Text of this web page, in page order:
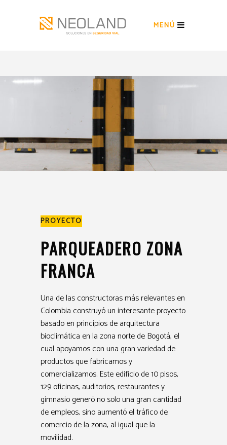
MENÚ
PROYECTO
PARQUEADERO ZONA
FRANCA
Una de las constructoras más relevantes en
Colombia construyó un interesante proyecto
basado en principios de arquitectura
bioclimática en la zona norte de Bogotá, el
cual apoyamos con una gran variedad de
productos que fabricamos y
comercializamos. Este edificio de 10 pisos,
129 oficinas, auditorios, restaurantes y
gimnasio generó no solo una gran cantidad
de empleos, sino aumentó el tráfico de
comercio de la zona, al igual que la
movilidad.